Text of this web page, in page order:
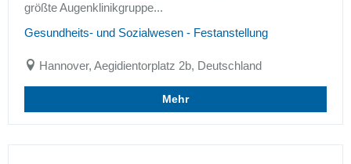
größte Augenklinikgruppe...
Gesundheits- und Sozialwesen - Festanstellung
Hannover, Aegidientorplatz 2b, Deutschland
Mehr